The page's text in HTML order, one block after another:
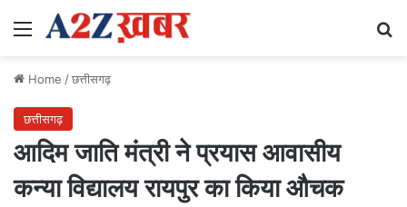
Menu
Home /छत्तीसगढ़
छत्तीसगढ़
आदिम जाति मंत्री ने प्रयास आवासीय
कन्या विद्यालय रायपुर का किया औचक